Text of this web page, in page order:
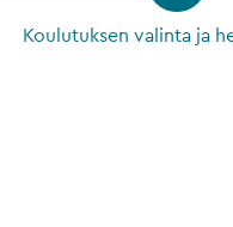
Koulutuksen valinta ja